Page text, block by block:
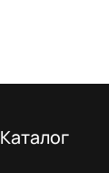
Каталог